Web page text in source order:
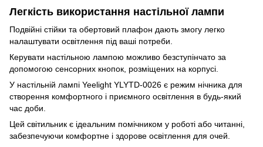
Легкість використання настільної лампи
Подвійні стійки та обертовий плафон дають змогу легко
налаштувати освітлення під ваші потреби.
Керувати настільною лампою можливо безступінчато за
допомогою сенсорних кнопок, розміщених на корпусі.
У настільній лампі Yeelight YLYTD-0026 є режим нічника для
створення комфортного і приємного освітлення в будь-який
час доби.
Цей світильник є ідеальним помічником у роботі або читанні,
забезпечуючи комфортне і здорове освітлення для очей.